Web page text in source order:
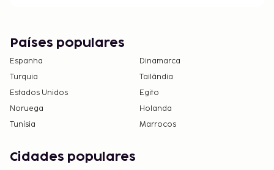
Países populares
Espanha
Dinamarca
Turquia
Tailândia
Estados Unidos
Egito
Noruega
Holanda
Tunísia
Marrocos
Cidades populares